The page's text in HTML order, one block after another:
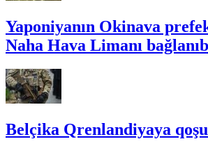
Yaponiyanın Okinava
Naha Hava Limanı bağlanıb
Belçika Qrenlandiyaya